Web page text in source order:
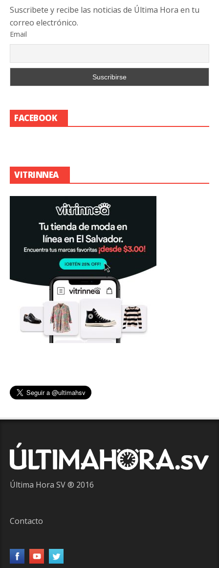
Suscribete y recibe las noticias de Última Hora en tu
correo electrónico.
Email
FACEBOOK
VITRINNEA
Última Hora SV ® 2016
Contacto